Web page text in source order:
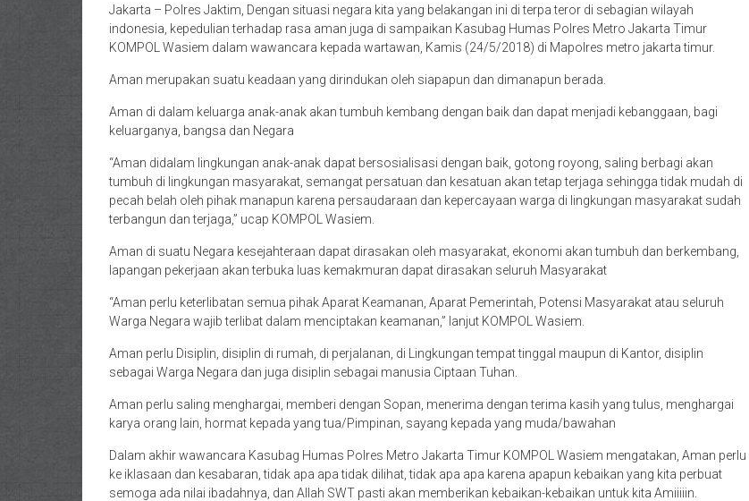
Jakarta – Polres Jaktim, Dengan situasi negara kita yang belakangan ini di terpa teror di sebagian wilayah
indonesia, kepedulian terhadap rasa aman juga di sampaikan Kasubag Humas Polres Metro Jakarta Timur
KOMPOL Wasiem dalam wawancara kepada wartawan, Kamis (24/5/2018) di Mapolres metro jakarta timur.
Aman merupakan suatu keadaan yang dirindukan oleh siapapun dan dimanapun berada.
Aman di dalam keluarga anak-anak akan tumbuh kembang dengan baik dan dapat menjadi kebanggaan, bagi
keluarganya, bangsa dan Negara
“Aman didalam lingkungan anak-anak dapat bersosialisasi dengan baik, gotong royong, saling berbagi akan
tumbuh di lingkungan masyarakat, semangat persatuan dan kesatuan akan tetap terjaga sehingga tidak mudah di
pecah belah oleh pihak manapun karena persaudaraan dan kepercayaan warga di lingkungan masyarakat sudah
terbangun dan terjaga,” ucap KOMPOL Wasiem.
Aman di suatu Negara kesejahteraan dapat dirasakan oleh masyarakat, ekonomi akan tumbuh dan berkembang,
lapangan pekerjaan akan terbuka luas kemakmuran dapat dirasakan seluruh Masyarakat
“Aman perlu keterlibatan semua pihak Aparat Keamanan, Aparat Pemerintah, Potensi Masyarakat atau seluruh
Warga Negara wajib terlibat dalam menciptakan keamanan,” lanjut KOMPOL Wasiem.
Aman perlu Disiplin, disiplin di rumah, di perjalanan, di Lingkungan tempat tinggal maupun di Kantor, disiplin
sebagai Warga Negara dan juga disiplin sebagai manusia Ciptaan Tuhan.
Aman perlu saling menghargai, memberi dengan Sopan, menerima dengan terima kasih yang tulus, menghargai
karya orang lain, hormat kepada yang tua/Pimpinan, sayang kepada yang muda/bawahan
Dalam akhir wawancara Kasubag Humas Polres Metro Jakarta Timur KOMPOL Wasiem mengatakan, Aman perlu
ke iklasaan dan kesabaran, tidak apa apa tidak dilihat, tidak apa apa karena apapun kebaikan yang kita perbuat
semoga ada nilai ibadahnya, dan Allah SWT pasti akan memberikan kebaikan-kebaikan untuk kita Amiiiiin.